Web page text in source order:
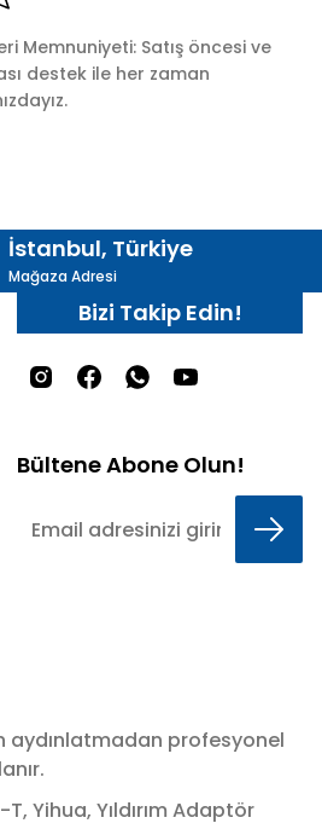
Memnuniyeti: Satış öncesi ve
destek ile her zaman
İstanbul, Türkiye
Mağaza Adresi
Bizi Takip Edin!
Bültene Abone Olun!
aydınlatmadan profesyonel
Yihua, Yıldırım Adaptör